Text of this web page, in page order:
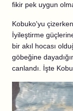
fikir pek uygun
Kobuko'yu
İyileştirme
bir akıl hocası
göbeğine
canlandı. İşte